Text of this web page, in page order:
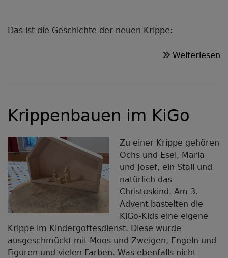
Das ist die Geschichte der neuen Krippe:
Weiterlesen
Krippenbauen im KiGo
Zu einer Krippe gehören
Ochs und Esel, Maria
und Josef, ein Stall und
natürlich das
Christuskind. Am 3.
Advent bastelten die
KiGo-Kids eine eigene
Krippe im Kindergottesdienst. Diese wurde
ausgeschmückt mit Moos und Zweigen, Engeln und
Figuren und vielen Farben. Was ebenfalls nicht